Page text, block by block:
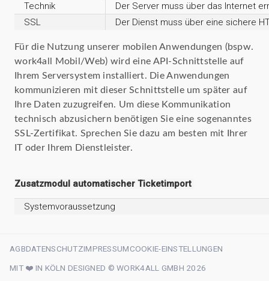
Technik
Der Server muss über das Internet
SSL
Der Dienst muss über eine sichere
Für die Nutzung unserer mobilen Anwendungen (bspw.
work4all Mobil/Web) wird eine API-Schnittstelle auf
Ihrem Serversystem installiert. Die Anwendungen
kommunizieren mit dieser Schnittstelle um später auf
Ihre Daten zuzugreifen. Um diese Kommunikation
technisch abzusichern benötigen Sie eine sogenanntes
SSL-Zertifikat. Sprechen Sie dazu am besten mit Ihrer
IT oder Ihrem Dienstleister.
Zusatzmodul automatischer Ticketimport
Systemvoraussetzung
AGBDATENSCHUTZIMPRESSUMCOOKIE-EINSTELLUNGEN
MIT ❤️ IN KÖLN DESIGNED © WORK4ALL GMBH 2026